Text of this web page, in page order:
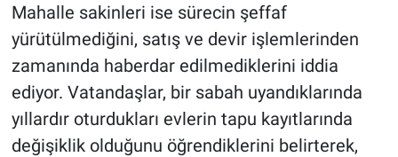
Mahalle sakinleri ise sürecin şeffaf
yürütülmediğini, satış ve devir işlemlerinden
zamanında haberdar edilmediklerini iddia
ediyor. Vatandaşlar, bir sabah uyandıklarında
yıllardır oturdukları evlerin tapu kayıtlarında
değişiklik olduğunu öğrendiklerini belirterek,